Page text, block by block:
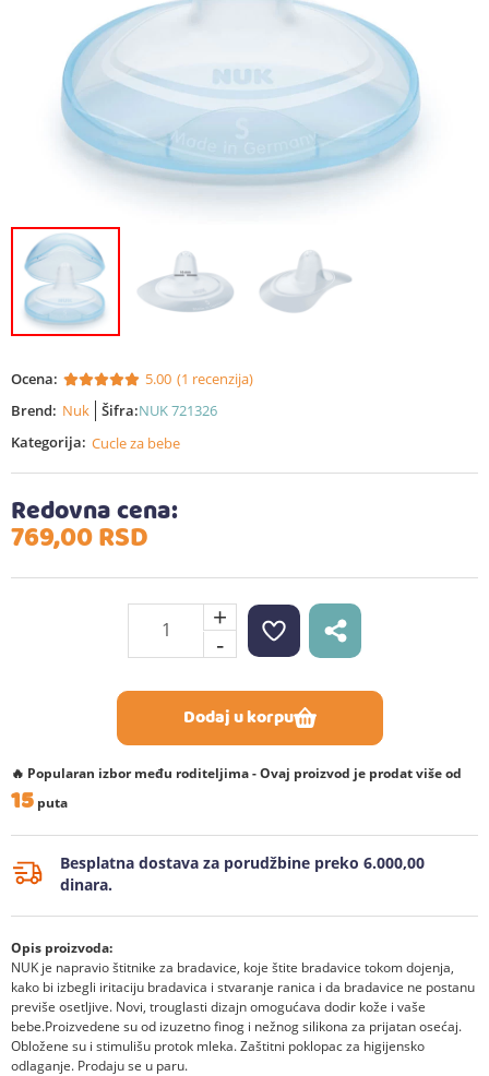
Ocena: 5.00 (1 recenzija)
Brend: Nuk Šifra:NUK 721326
Kategorija: Cucle za bebe
Redovna cena:
769,00RSD
+
-
Dodaj u korpu
🔥 Popularan izbor među roditeljima - Ovaj proizvod je prodat više od
15 puta
Besplatna dostava za porudžbine preko 6.000,00
dinara.
Opis proizvoda:
NUK je napravio štitnike za bradavice, koje štite bradavice tokom dojenja,
kako bi izbegli iritaciju bradavica i stvaranje ranica i da bradavice ne postanu
previše osetljive. Novi, trouglasti dizajn omogućava dodir kože i vaše
bebe.Proizvedene su od izuzetno finog i nežnog silikona za prijatan osećaj.
Obložene su i stimulišu protok mleka. Zaštitni poklopac za higijensko
odlaganje. Prodaju se u paru.